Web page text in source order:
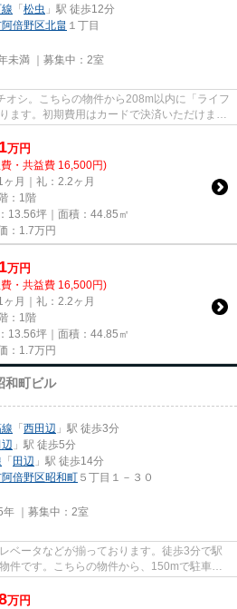
「松虫 」駅 徒歩12分
倍野区北畠 １丁目
未満 ｜募集中： 2室
オシ。こちらの物件から208m以内に「ライフ
ます。初期費用はカードで決済いただけま
万円
・共益費 16,500円)
ヶ月｜礼：2.2ヶ月
：1階
13.56坪｜面積：44.85㎡
： 1.7万円
万円
・共益費 16,500円)
ヶ月｜礼：2.2ヶ月
：1階
13.56坪｜面積：44.85㎡
： 1.7万円
和町ビル
「西田辺 」駅 徒歩3分
」駅 徒歩5分
「田辺 」駅 徒歩14分
倍野区昭和町 ５丁目１－３０
｜募集中： 2室
ベータなどが揃っております。徒歩3分で駅
件です。こちらの物件から、150mで駐車場
万円